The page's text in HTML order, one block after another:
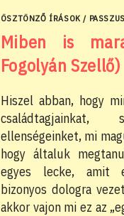
ÖSZTÖNZŐ ÍRÁSOK /
Miben is
Fogolyán Szellő)
Hiszel abban, hogy
családtagjainkat,
ellenségeinket, mi
hogy általuk
egyes lecke, amit
bizonyos dologra
akkor vajon mi ez az